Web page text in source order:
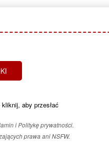
aby przesłać
i Politykę prywatności.
prawa ani NSFW.